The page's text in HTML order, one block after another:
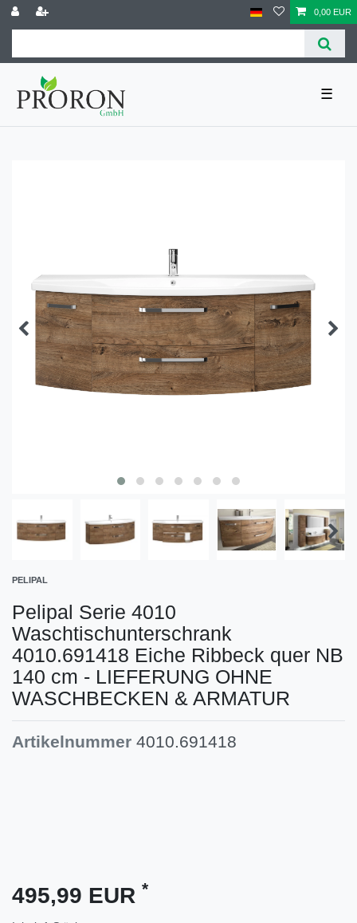
0,00 EUR
☰
PELIPAL
Pelipal Serie 4010
Waschtischunterschrank
4010.691418 Eiche Ribbeck quer NB
140 cm - LIEFERUNG OHNE
WASCHBECKEN & ARMATUR
Artikelnummer 4010.691418
495,99 EUR *